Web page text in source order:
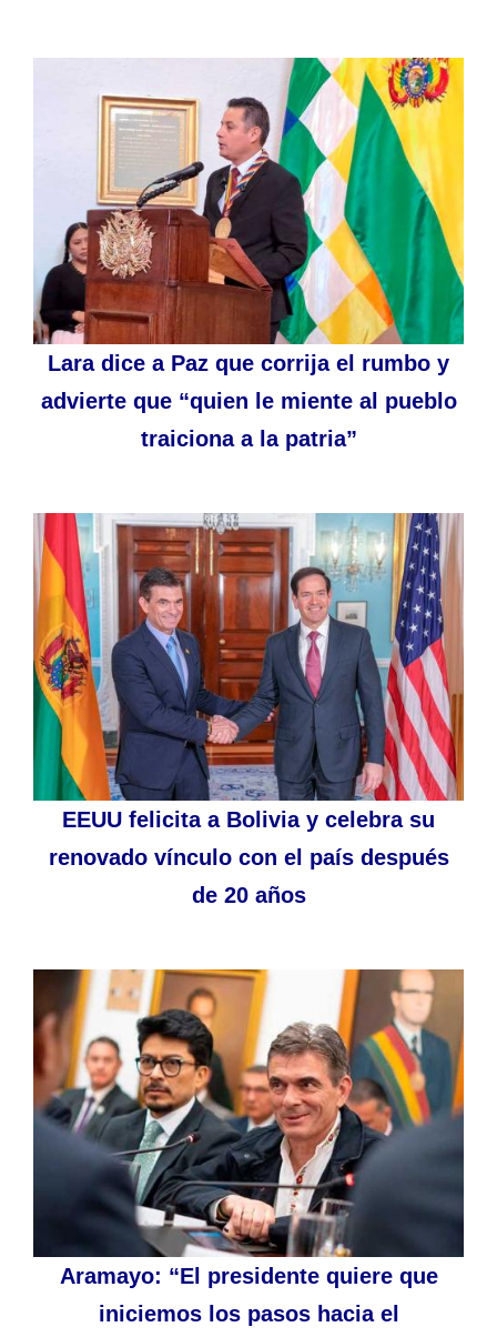
Lara dice a Paz que corrija el rumbo y
advierte que “quien le miente al pueblo
traiciona a la patria”
EEUU felicita a Bolivia y celebra su
renovado vínculo con el país después
de 20 años
Aramayo: “El presidente quiere que
iniciemos los pasos hacia el